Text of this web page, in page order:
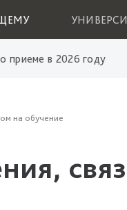
приеме в 2026 году
на обучение